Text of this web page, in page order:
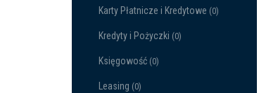
Karty Płatnicze i Kredytowe (0)
Kredyty i Pożyczki (0)
Księgowość (0)
Leasing (0)